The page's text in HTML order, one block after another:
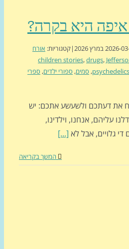
|קטגוריות:אורח
children stories,drugs
,סמים,ספורי ילדים,ספרי
ולשעשע אתכם: יש
אנחנו, וילדינו,
אבל לא [...]
המשך בקריאה